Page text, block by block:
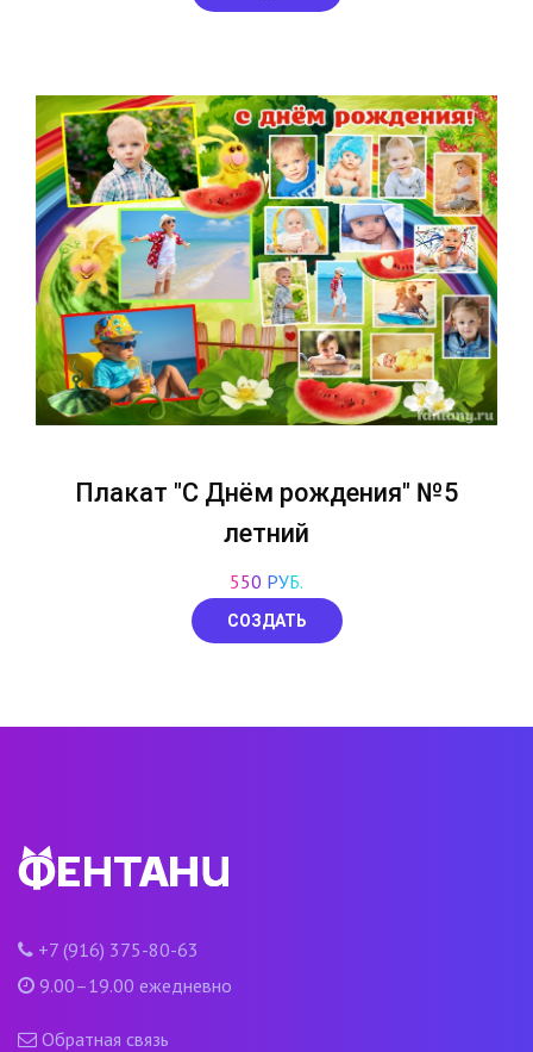
Плакат "С Днём рождения" №5
летний
550 РУБ.
СОЗДАТЬ
+7 (916) 375-80-63
9.00–19.00 ежедневно
Обратная связь